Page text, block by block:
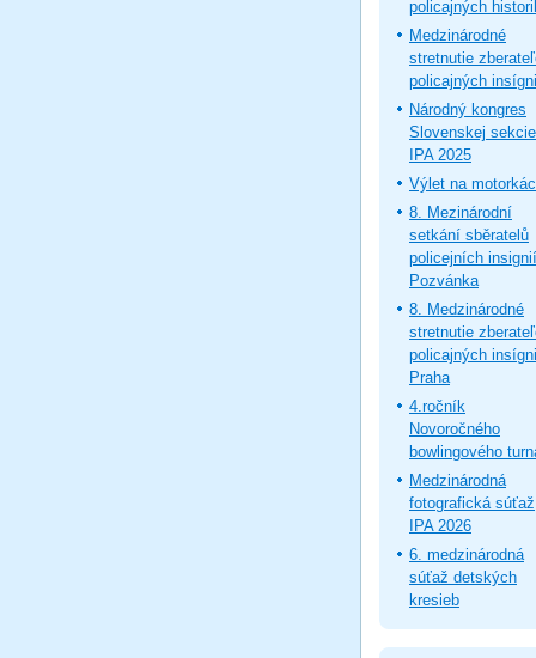
policajných
Medzinárodné
stretnutie
policajných
Národný kongres
Slovenskej sekcie
IPA 2025
Výlet na
8. Mezinárodní
setkání sběratelů
policejních
Pozvánka
8. Medzinárodné
stretnutie
policajných
Praha
4.ročník
Novoročného
bowlingového
Medzinárodná
fotografická súťaž
IPA 2026
6. medzinárodná
súťaž detských
kresieb